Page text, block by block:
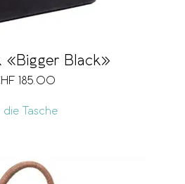
«Bigger Black»
185.00
die Tasche